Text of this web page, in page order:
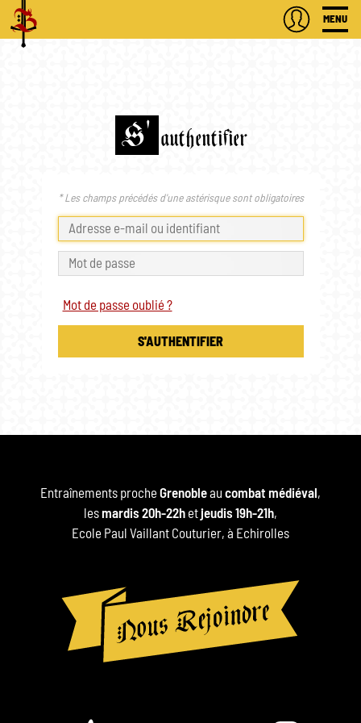
MENU
S' authentifier
* Les champs précédés d'une astérisque sont obligatoires
Mot de passe oublié ?
S'AUTHENTIFIER
Entraînements procheGrenobleau combat médiéval ,
les mardis 20h-22h etjeudis 19h-21h,
Ecole Paul Vaillant Couturier, à Echirolles